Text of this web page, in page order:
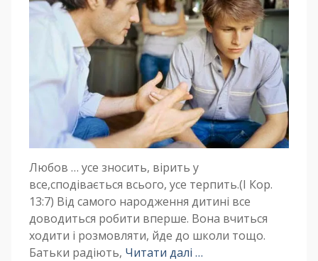
Любов … усе зносить, вірить у
все,сподівається всього, усе терпить.(І Кор.
13:7) Від самого народження дитині все
доводиться робити вперше. Вона вчиться
ходити і розмовляти, йде до школи тощо.
Батьки радіють, Читати далі …